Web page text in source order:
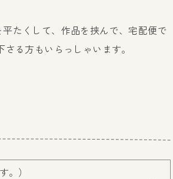
たくして、作品を挟んで、宅配便で
る方もいらっしゃいます。
）